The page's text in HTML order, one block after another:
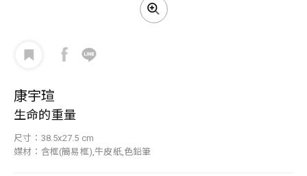
康宇瑄
生命的重量
尺寸：38.5x27.5 cm
媒材：含框(簡易框),牛皮紙,色鉛筆